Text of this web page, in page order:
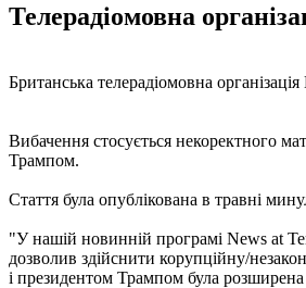
Телерадіомовна
Британська телерадіомовна
Вибачення стосується некоректного
Трампом.
Стаття була опублікована в травні
"У нашій новинній програмі News at
дозволив здійснити корупційну/
і президентом Трампом була